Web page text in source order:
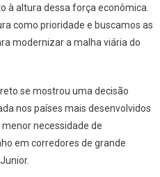
à altura dessa força econômica.
como prioridade e buscamos as
modernizar a malha viária do
se mostrou uma decisão
nos países mais desenvolvidos
necessidade de
em corredores de grande